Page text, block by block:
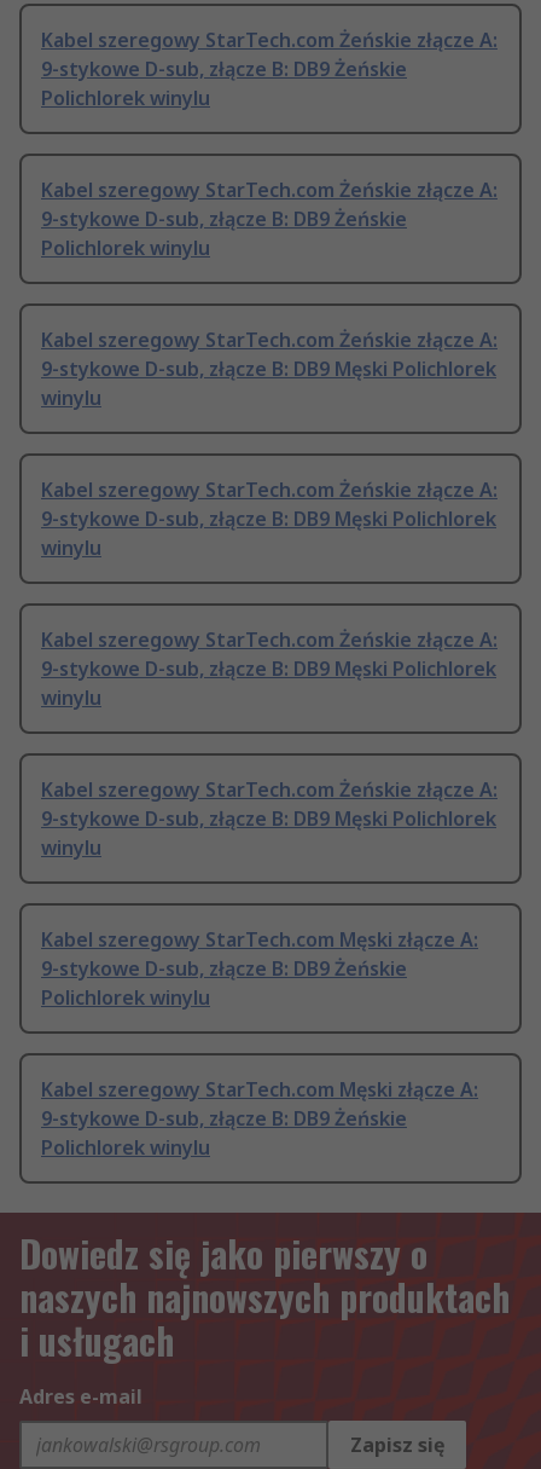
Kabel szeregowy StarTech.com Żeńskie złącze A:
9-stykowe D-sub, złącze B: DB9 Żeńskie
Polichlorek winylu
Kabel szeregowy StarTech.com Żeńskie złącze A:
9-stykowe D-sub, złącze B: DB9 Żeńskie
Polichlorek winylu
Kabel szeregowy StarTech.com Żeńskie złącze A:
9-stykowe D-sub, złącze B: DB9 Męski Polichlorek
winylu
Kabel szeregowy StarTech.com Żeńskie złącze A:
9-stykowe D-sub, złącze B: DB9 Męski Polichlorek
winylu
Kabel szeregowy StarTech.com Żeńskie złącze A:
9-stykowe D-sub, złącze B: DB9 Męski Polichlorek
winylu
Kabel szeregowy StarTech.com Żeńskie złącze A:
9-stykowe D-sub, złącze B: DB9 Męski Polichlorek
winylu
Kabel szeregowy StarTech.com Męski złącze A:
9-stykowe D-sub, złącze B: DB9 Żeńskie
Polichlorek winylu
Kabel szeregowy StarTech.com Męski złącze A:
9-stykowe D-sub, złącze B: DB9 Żeńskie
Polichlorek winylu
Dowiedz się jako pierwszy o
naszych najnowszych produktach
i usługach
Adres e-mail
Zapisz się